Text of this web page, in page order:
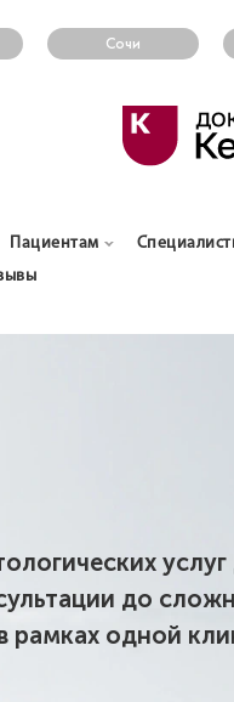
Сочи
Пациентам
услуг
до
рамках одной